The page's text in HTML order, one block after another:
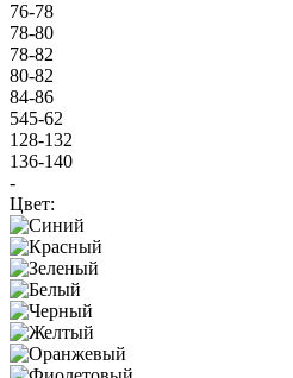
76-78
78-80
78-82
80-82
84-86
545-62
128-132
136-140
-
Цвет: